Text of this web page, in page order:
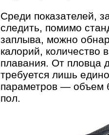
Среди показателей,
следить, помимо
заплыва, можно
калорий, количество
плавания. От пловца
требуется лишь
параметров — объем
пол.